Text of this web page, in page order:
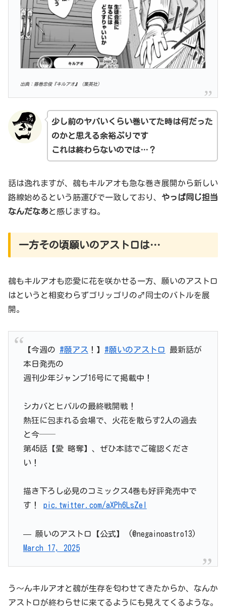
出典：藤巻忠俊『キルアオ』 （集英社）
少し前のヤバいくらい巻いてた時は何だった
のかと思える余裕ぷりです
これは終わらないのでは…？
話は逸れますが、鵺もキルアオも急な巻き展開から新しい
路線始めるという筋運びで一致しており、 やっぱ同じ担当
なんだなあと感じますね。
一方その頃願いのアストロは…
鵺もキルアオも恋愛に花を咲かせる一方、願いのアストロ
はというと相変わらずゴリッゴリの♂同士のバトルを展
開。
【今週の #願アス ！】 #願いのアストロ
最新話が
本日発売の
週刊少年ジャンプ16号にて掲載中！
シカバとヒバルの最終戦開戦！
熱狂に包まれる会場で、火花を散らす2人の過去
と今──
第45話【愛 略奪】、ぜひ本誌でご確認くださ
い！
描き下ろし必見のコミックス4巻も好評発売中で
す！ pic.twitter.com/aXPh6LsZel
— 願いのアストロ【公式】 (@negainoastro13)
March 17, 2025
う～んキルアオと鵺が生存を匂わせてきたからか、なんか
アストロが終わらせに来てるようにも見えてくるような。